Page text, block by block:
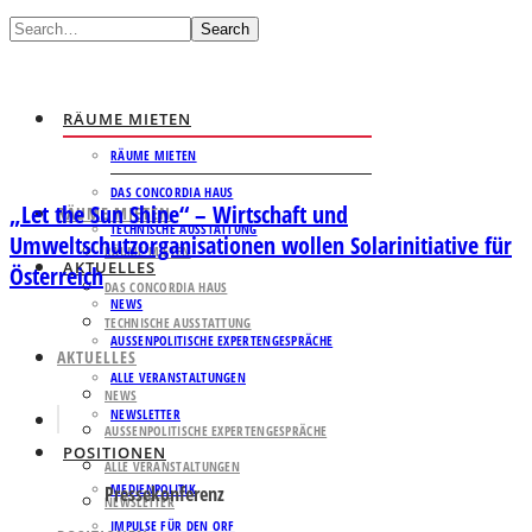
Search
RÄUME MIETEN
RÄUME MIETEN
DAS CONCORDIA HAUS
TECHNISCHE AUSSTATTUNG
AKTUELLES
NEWS
AUSSENPOLITISCHE EXPERTENGESPRÄCHE
ALLE VERANSTALTUNGEN
NEWSLETTER
POSITIONEN
MEDIENPOLITIK
IMPULSE FÜR DEN ORF
RÄUME MIETEN
RÄUME MIETEN
DAS CONCORDIA HAUS
TECHNISCHE AUSSTATTUNG
AKTUELLES
NEWS
AUSSENPOLITISCHE EXPERTENGESPRÄCHE
ALLE VERANSTALTUNGEN
NEWSLETTER
„Let the Sun Shine“ – Wirtschaft und
Umweltschutzorganisationen wollen Solarinitiative für
Österreich
Pressekonferenz